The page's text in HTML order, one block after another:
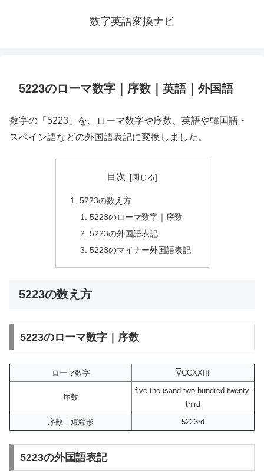
数字英語変換ナビ
5223のローマ数字｜序数｜英語｜外国語
数字の「5223」を、ローマ数字や序数、英語や韓国語・
スペイン語などの外国語表記に変換しました。
目次
5223の数え方
5223のローマ数字｜序数
5223の外国語表記
5223のマイナー外国語表記
5223の数え方
5223のローマ数字｜序数
ローマ数字 VCCXXIII
序数
five thousand two hundred twenty-
third
序数｜短縮形
5223rd
5223の外国語表記